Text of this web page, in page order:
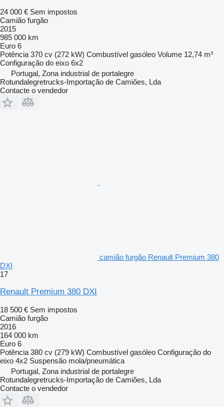
24 000 € Sem impostos
Camião furgão
2015
985 000 km
Euro 6
Potência 370 cv (272 kW) Combustível gasóleo Volume 12,74 m³
Configuração do eixo 6x2
Portugal, Zona industrial de portalegre
Rotundalegretrucks-Importação de Camiões, Lda
Contacte o vendedor
camião furgão Renault Premium 380
DXI
17
Renault Premium 380 DXI
18 500 € Sem impostos
Camião furgão
2016
164 000 km
Euro 6
Potência 380 cv (279 kW) Combustível gasóleo Configuração do
eixo 4x2 Suspensão mola/pneumática
Portugal, Zona industrial de portalegre
Rotundalegretrucks-Importação de Camiões, Lda
Contacte o vendedor